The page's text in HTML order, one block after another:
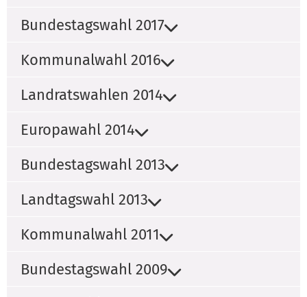
Bundestagswahl 2017
Kommunalwahl 2016
Landratswahlen 2014
Europawahl 2014
Bundestagswahl 2013
Landtagswahl 2013
Kommunalwahl 2011
Bundestagswahl 2009